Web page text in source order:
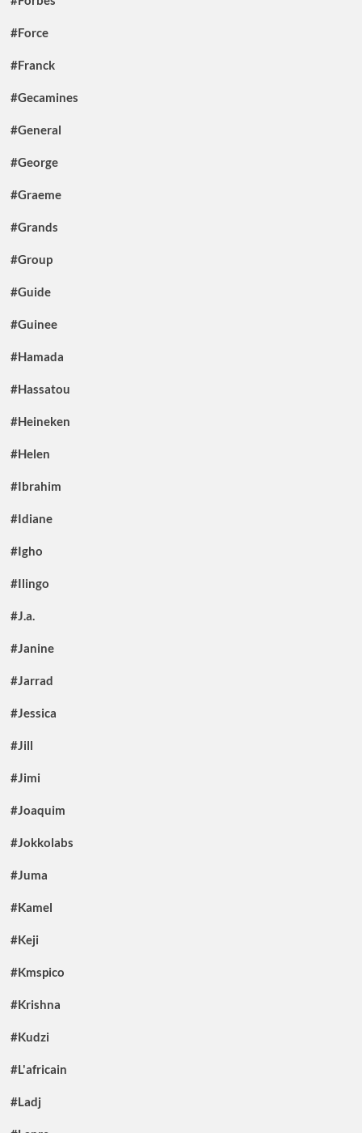
#Force
#Franck
#Gecamines
#General
#George
#Graeme
#Grands
#Group
#Guide
#Guinee
#Hamada
#Hassatou
#Heineken
#Helen
#Ibrahim
#Idiane
#Igho
#Ilingo
#J.a.
#Janine
#Jarrad
#Jessica
#Jill
#Jimi
#Joaquim
#Jokkolabs
#Juma
#Kamel
#Keji
#Kmspico
#Krishna
#Kudzi
#L'africain
#Ladj